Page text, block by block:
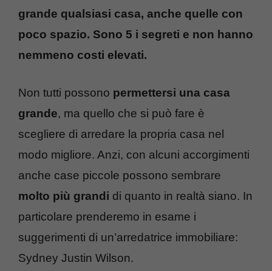
grande qualsiasi casa, anche quelle con
poco spazio. Sono 5 i segreti e non hanno
nemmeno costi elevati.
Non tutti possono permettersi una casa
grande, ma quello che si può fare è
scegliere di arredare la propria casa nel
modo migliore. Anzi, con alcuni accorgimenti
anche case piccole possono sembrare
molto più grandi di quanto in realtà siano. In
particolare prenderemo in esame i
suggerimenti di un’arredatrice immobiliare:
Sydney Justin Wilson.